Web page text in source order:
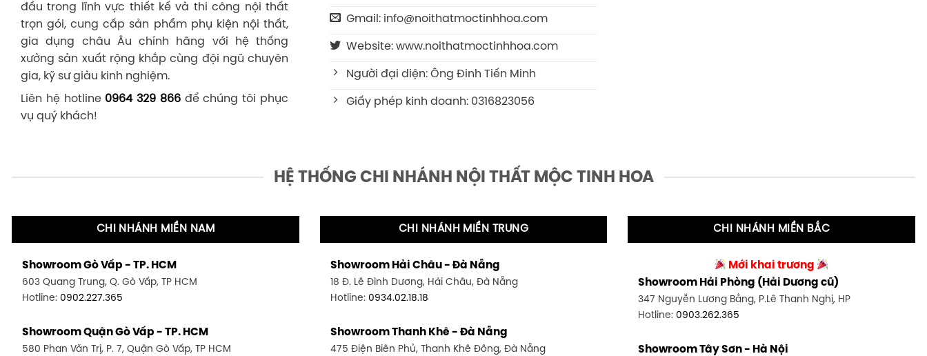
đầu trong lĩnh vực thiết kế và thi công nội thất
trọn gói, cung cấp sản phẩm phụ kiện nội thất,
gia dụng châu Âu chính hãng với hệ thống
xưởng sản xuất rộng khắp cùng đội ngũ chuyên
gia, kỹ sư giàu kinh nghiệm.
Liên hệ hotline 0964 329 866để chúng tôi phục
vụ quý khách!
Gmail: info@noithatmoctinhhoa.com
Website: www.noithatmoctinhhoa.com
Người đại diện: Ông Đinh Tiến Minh
Giấy phép kinh doanh: 0316823056
HỆ THỐNG CHI NHÁNH NỘI THẤT MỘC TINH HOA
CHI NHÁNH MIỀN NAM
Showroom Gò Vấp - TP. HCM
603 Quang Trung, Q. Gò Vấp, TP HCM
Hotline: 0902.227.365
Showroom Quận Gò Vấp - TP. HCM
580 Phan Văn Trị, P. 7, Quận Gò Vấp, TP HCM
CHI NHÁNH MIỀN TRUNG
Showroom Hải Châu - Đà Nẵng
18 Đ. Lê Đình Dương, Hải Châu, Đà Nẵng
Hotline: 0934.02.18.18
Showroom Thanh Khê - Đà Nẵng
475 Điện Biên Phủ, Thanh Khê Đông, Đà Nẵng
CHI NHÁNH MIỀN BẮC
Mới khai trương
Showroom Hải Phòng (Hải Dương cũ)
347 Nguyễn Lương Bằng, P.Lê Thanh Nghị, HP
Hotline:0903.262.365
Showroom Tây Sơn - Hà Nội